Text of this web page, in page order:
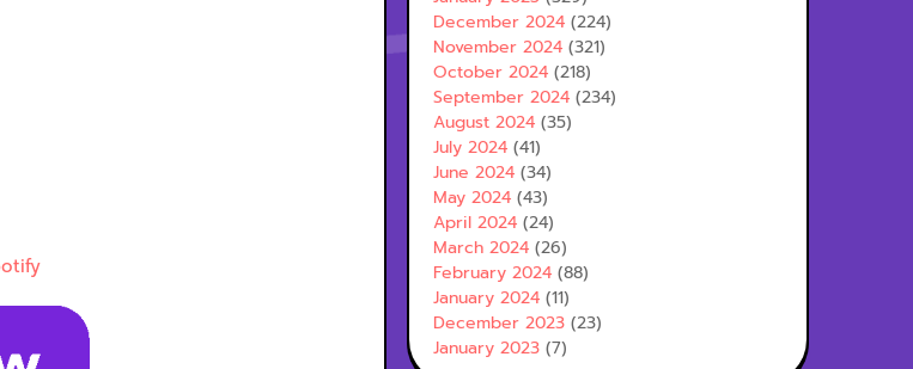
December 2024 (224)
November 2024 (321)
October 2024 (218)
September 2024 (234)
August 2024 (35)
July 2024 (41)
June 2024 (34)
May 2024 (43)
April 2024 (24)
March 2024 (26)
February 2024 (88)
January 2024 (11)
December 2023 (23)
January 2023 (7)